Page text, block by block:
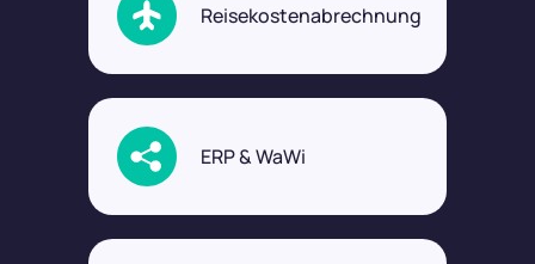
Reisekostenabrechnung
ERP & WaWi